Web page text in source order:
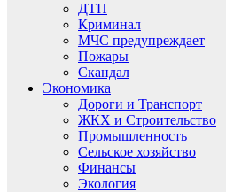
ДТП
Криминал
МЧС предупреждает
Пожары
Скандал
Экономика
Дороги и Транспорт
ЖКХ и Строительство
Промышленность
Сельское хозяйство
Финансы
Экология